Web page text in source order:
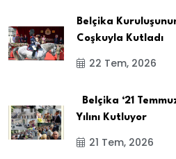
Belçika
Coşkuyla Kutladı
22 Tem, 2026
Belçika ‘21
Yılını Kutluyor
21 Tem, 2026